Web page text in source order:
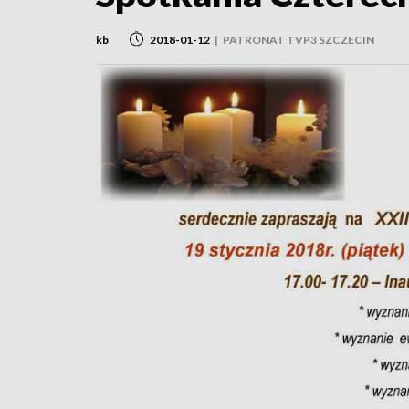
kb 2018-01-12 | PATRONAT TVP3 SZCZECIN